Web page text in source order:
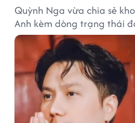
Quỳnh Nga vừa chia sẻ
Anh kèm dòng trạng thái